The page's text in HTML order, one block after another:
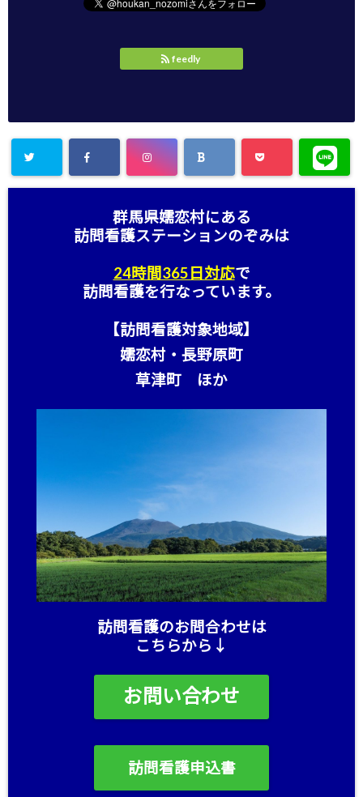
feedly
群馬県嬬恋村にある
訪問看護ステーションのぞみは
24時間365日対応で
訪問看護を行なっています。
【訪問看護対象地域】
嬬恋村・長野原町
草津町 ほか
訪問看護のお問合わせは
こちらから↓
お問い合わせ
訪問看護申込書